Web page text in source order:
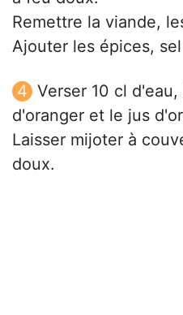
Remettre la viande,
Ajouter les épices,
Verser 10 cl
d'oranger et le jus
Laisser mijoter à
doux.